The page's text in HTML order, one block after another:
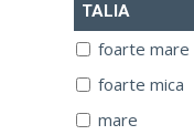
TALIA
foarte mare
foarte mica
mare